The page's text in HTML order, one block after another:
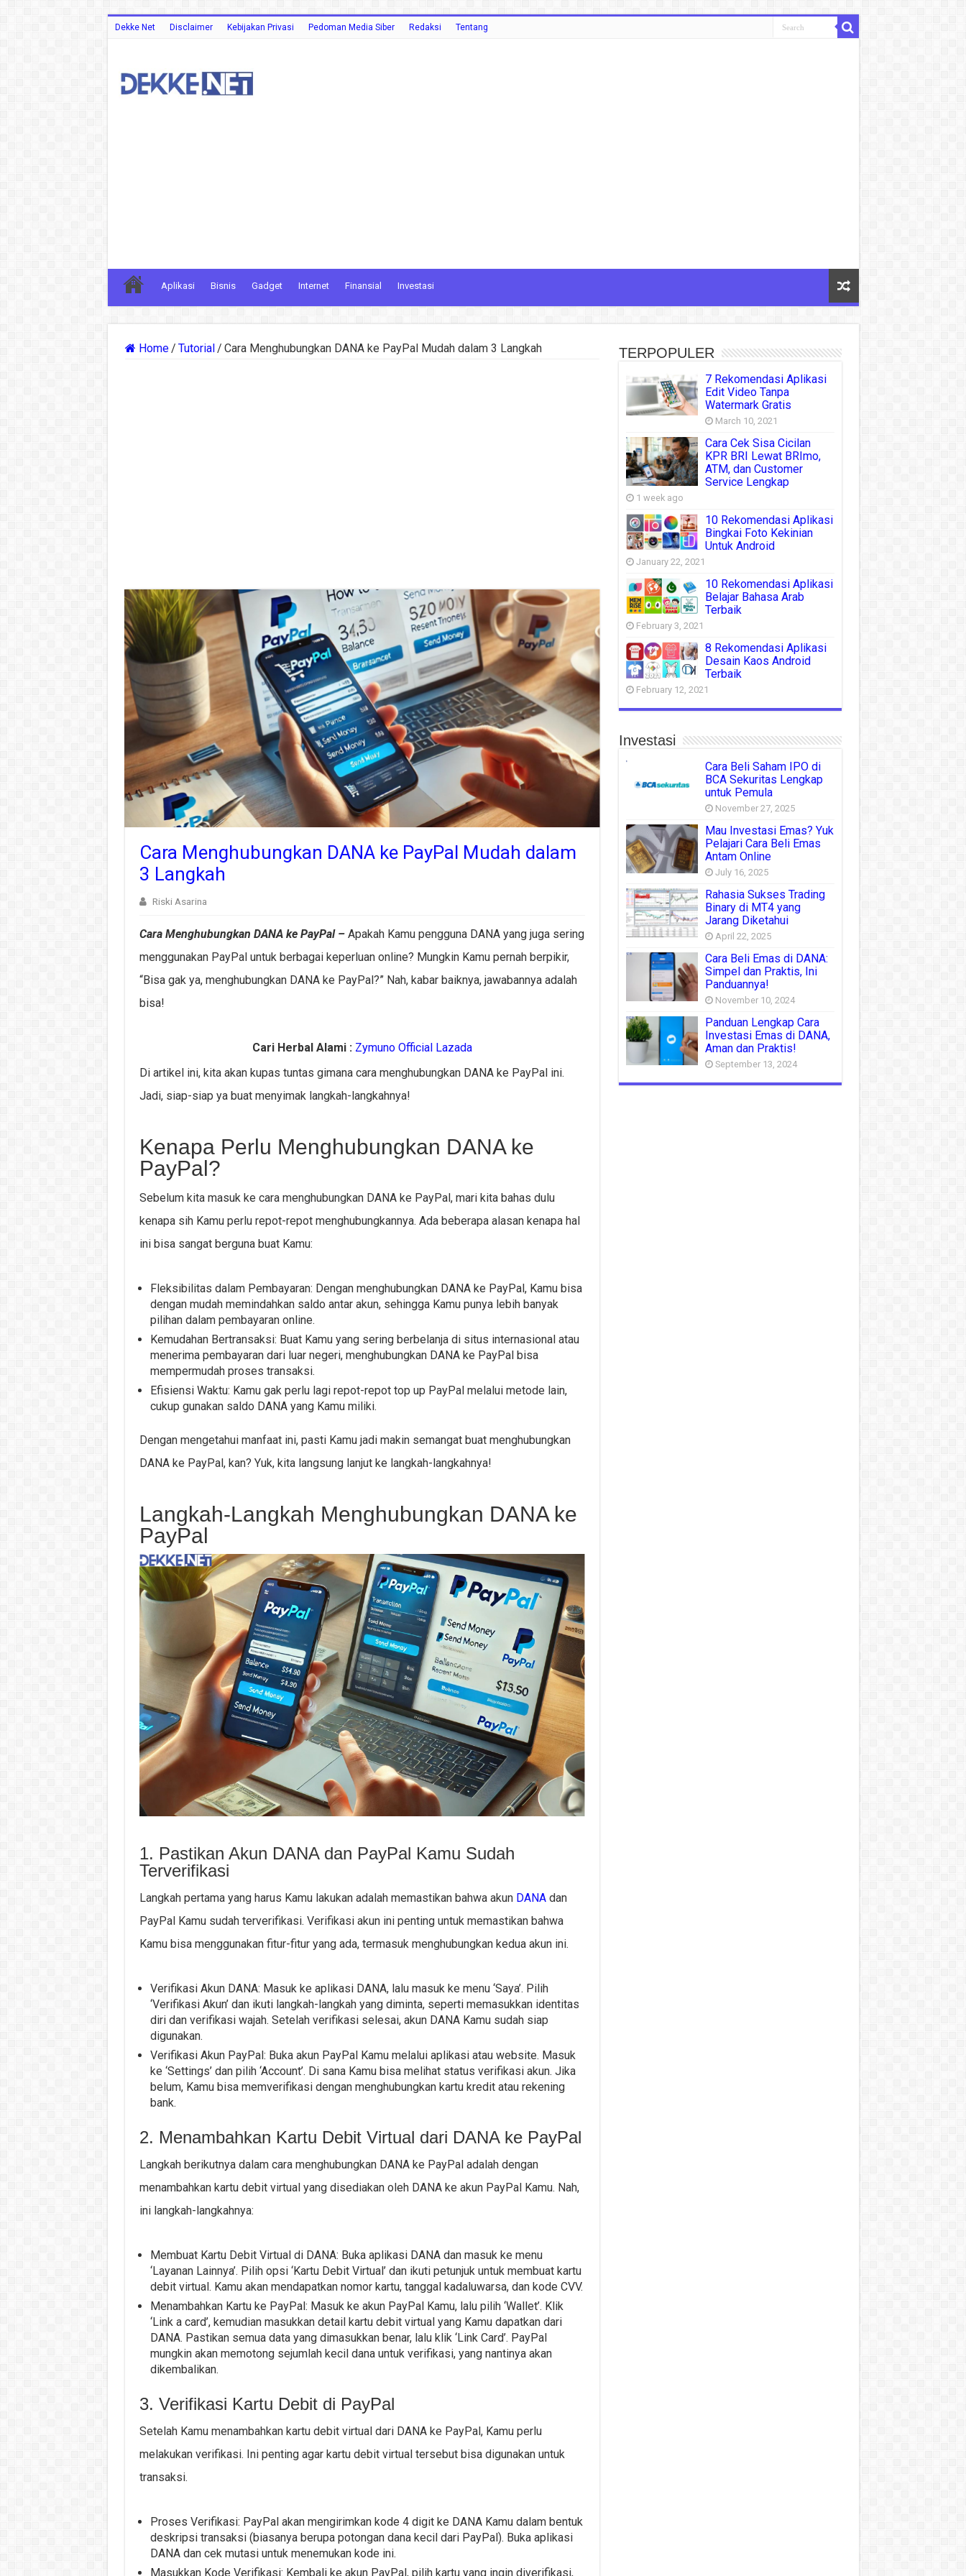
Dekke Net Disclaimer Kebijakan Privasi Pedoman Media Siber Redaksi Tentang
Aplikasi Bisnis Gadget Internet Finansial Investasi
Home/ Tutorial/ Cara Menghubungkan DANA ke PayPal Mudah dalam 3 Langkah
Cara Menghubungkan DANA ke PayPal Mudah dalam
3 Langkah
Riski Asarina
Cara Menghubungkan DANA ke PayPal – Apakah Kamu pengguna DANA yang juga sering
menggunakan PayPal untuk berbagai keperluan online? Mungkin Kamu pernah berpikir,
“Bisa gak ya, menghubungkan DANA ke PayPal?” Nah, kabar baiknya, jawabannya adalah
bisa!
Cari Herbal Alami : Zymuno Official Lazada
Di artikel ini, kita akan kupas tuntas gimana cara menghubungkan DANA ke PayPal ini.
Jadi, siap-siap ya buat menyimak langkah-langkahnya!
Kenapa Perlu Menghubungkan DANA ke
PayPal?
Sebelum kita masuk ke cara menghubungkan DANA ke PayPal, mari kita bahas dulu
kenapa sih Kamu perlu repot-repot menghubungkannya. Ada beberapa alasan kenapa hal
ini bisa sangat berguna buat Kamu:
Fleksibilitas dalam Pembayaran: Dengan menghubungkan DANA ke PayPal, Kamu bisa
dengan mudah memindahkan saldo antar akun, sehingga Kamu punya lebih banyak
pilihan dalam pembayaran online.
Kemudahan Bertransaksi: Buat Kamu yang sering berbelanja di situs internasional atau
menerima pembayaran dari luar negeri, menghubungkan DANA ke PayPal bisa
mempermudah proses transaksi.
Efisiensi Waktu: Kamu gak perlu lagi repot-repot top up PayPal melalui metode lain,
cukup gunakan saldo DANA yang Kamu miliki.
Dengan mengetahui manfaat ini, pasti Kamu jadi makin semangat buat menghubungkan
DANA ke PayPal, kan? Yuk, kita langsung lanjut ke langkah-langkahnya!
Langkah-Langkah Menghubungkan DANA ke
PayPal
1. Pastikan Akun DANA dan PayPal Kamu Sudah
Terverifikasi
Langkah pertama yang harus Kamu lakukan adalah memastikan bahwa akun DANAdan
PayPal Kamu sudah terverifikasi. Verifikasi akun ini penting untuk memastikan bahwa
Kamu bisa menggunakan fitur-fitur yang ada, termasuk menghubungkan kedua akun ini.
Verifikasi Akun DANA: Masuk ke aplikasi DANA, lalu masuk ke menu ‘Saya’. Pilih
‘Verifikasi Akun’ dan ikuti langkah-langkah yang diminta, seperti memasukkan identitas
diri dan verifikasi wajah. Setelah verifikasi selesai, akun DANA Kamu sudah siap
digunakan.
Verifikasi Akun PayPal: Buka akun PayPal Kamu melalui aplikasi atau website. Masuk
ke ‘Settings’ dan pilih ‘Account’. Di sana Kamu bisa melihat status verifikasi akun. Jika
belum, Kamu bisa memverifikasi dengan menghubungkan kartu kredit atau rekening
bank.
2. Menambahkan Kartu Debit Virtual dari DANA ke PayPal
Langkah berikutnya dalam cara menghubungkan DANA ke PayPal adalah dengan
menambahkan kartu debit virtual yang disediakan oleh DANA ke akun PayPal Kamu. Nah,
ini langkah-langkahnya:
Membuat Kartu Debit Virtual di DANA: Buka aplikasi DANA dan masuk ke menu
‘Layanan Lainnya’. Pilih opsi ‘Kartu Debit Virtual’ dan ikuti petunjuk untuk membuat kartu
debit virtual. Kamu akan mendapatkan nomor kartu, tanggal kadaluwarsa, dan kode CVV.
Menambahkan Kartu ke PayPal: Masuk ke akun PayPal Kamu, lalu pilih ‘Wallet’. Klik
‘Link a card’, kemudian masukkan detail kartu debit virtual yang Kamu dapatkan dari
DANA. Pastikan semua data yang dimasukkan benar, lalu klik ‘Link Card’. PayPal
mungkin akan memotong sejumlah kecil dana untuk verifikasi, yang nantinya akan
dikembalikan.
3. Verifikasi Kartu Debit di PayPal
Setelah Kamu menambahkan kartu debit virtual dari DANA ke PayPal, Kamu perlu
melakukan verifikasi. Ini penting agar kartu debit virtual tersebut bisa digunakan untuk
transaksi.
Proses Verifikasi: PayPal akan mengirimkan kode 4 digit ke DANA Kamu dalam bentuk
deskripsi transaksi (biasanya berupa potongan dana kecil dari PayPal). Buka aplikasi
DANA dan cek mutasi untuk menemukan kode ini.
Masukkan Kode Verifikasi: Kembali ke akun PayPal, pilih kartu yang ingin diverifikasi,
TERPOPULER
7 Rekomendasi Aplikasi
Edit Video Tanpa
Watermark Gratis
March 10, 2021
Cara Cek Sisa Cicilan
KPR BRI Lewat BRImo,
ATM, dan Customer
Service Lengkap
1 week ago
10 Rekomendasi Aplikasi
Bingkai Foto Kekinian
Untuk Android
January 22, 2021
10 Rekomendasi Aplikasi
Belajar Bahasa Arab
Terbaik
February 3, 2021
8 Rekomendasi Aplikasi
Desain Kaos Android
Terbaik
February 12, 2021
Investasi
Cara Beli Saham IPO di
BCA Sekuritas Lengkap
untuk Pemula
November 27, 2025
Mau Investasi Emas? Yuk
Pelajari Cara Beli Emas
Antam Online
July 16, 2025
Rahasia Sukses Trading
Binary di MT4 yang
Jarang Diketahui
April 22, 2025
Cara Beli Emas di DANA:
Simpel dan Praktis, Ini
Panduannya!
November 10, 2024
Panduan Lengkap Cara
Investasi Emas di DANA,
Aman dan Praktis!
September 13, 2024